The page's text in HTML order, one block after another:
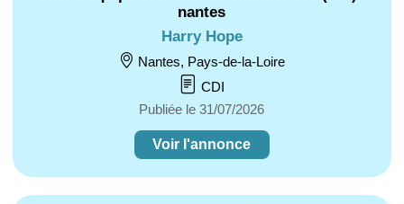
nantes
Harry Hope
Nantes, Pays-de-la-Loire
CDI
Publiée le 31/07/2026
Voir l'annonce